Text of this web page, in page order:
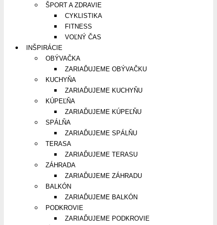
ŠPORT A ZDRAVIE
CYKLISTIKA
FITNESS
VOĽNÝ ČAS
INŠPIRÁCIE
OBÝVAČKA
ZARIAĎUJEME OBÝVAČKU
KUCHYŇA
ZARIAĎUJEME KUCHYŇU
KÚPEĽŇA
ZARIAĎUJEME KÚPEĽŇU
SPÁLŇA
ZARIAĎUJEME SPÁLŇU
TERASA
ZARIAĎUJEME TERASU
ZÁHRADA
ZARIAĎUJEME ZÁHRADU
BALKÓN
ZARIAĎUJEME BALKÓN
PODKROVIE
ZARIAĎUJEME PODKROVIE